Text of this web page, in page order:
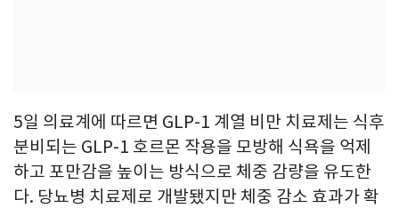
5일 의료계에 따르면 GLP-1 계열 비만 치료제는 식후
분비되는 GLP-1 호르몬 작용을 모방해 식욕을 억제
하고 포만감을 높이는 방식으로 체중 감량을 유도한
다. 당뇨병 치료제로 개발됐지만 체중 감소 효과가 확